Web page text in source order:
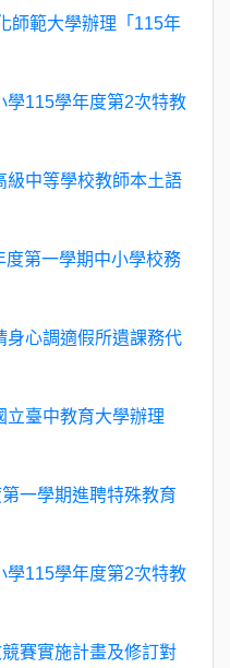
師範大學辦理「115年
學115學年度第2次特教
級中等學校教師本土語
度第一學期中小學校務
身心調適假所遺課務代
立臺中教育大學辦理
一學期進聘特殊教育
學115學年度第2次特教
賽實施計畫及修訂對